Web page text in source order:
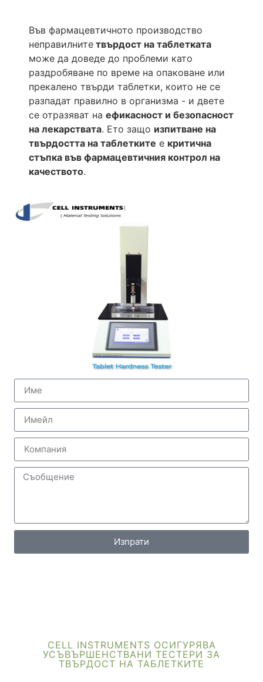
Във фармацевтичното производство
неправилните твърдост на таблетката
може да доведе до проблеми като
раздробяване по време на опаковане или
прекалено твърди таблетки, които не се
разпадат правилно в организма - и двете
се отразяват на ефикасност и безопасност
на лекарствата. Ето защо изпитване на
твърдостта на таблетките е критична
стъпка във фармацевтичния контрол на
качеството.
Изпрати
CELL INSTRUMENTS ОСИГУРЯВА
УСЪВЪРШЕНСТВАНИ ТЕСТЕРИ ЗА
ТВЪРДОСТ НА ТАБЛЕТКИТЕ